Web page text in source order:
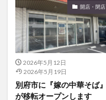
開店・閉店
2026年5月12日
2026年5月19日
別府市に『嫁の中華そば』
が移転オープンします